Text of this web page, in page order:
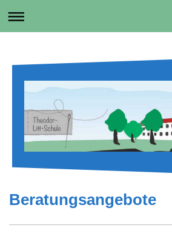
Beratungsangebote